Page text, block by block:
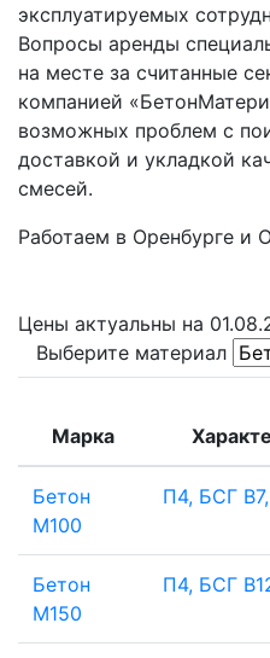
эксплуатируемых
Вопросы аренды
на месте за считанные
компанией
возможных проблем с
доставкой и укладкой
смесей.
Работаем в Оренбурге и
Цены актуальны на
Выберите материал
Марка
Бетон
М100
П4, БСГ
Бетон
М150
П4, БСГ